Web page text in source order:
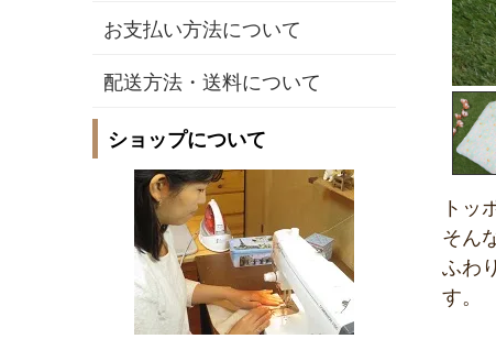
トッ
そん
ふわ
す。
お支払い方法について
配送方法・送料について
ショップについて